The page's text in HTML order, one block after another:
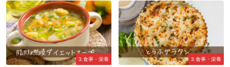
3.食事・栄養 3.食事・栄養